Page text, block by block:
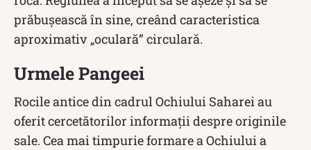
prăbușească în sine, creând caracteristica
aproximativ „oculară” circulară.
Urmele Pangeei
Rocile antice din cadrul Ochiului Saharei au
oferit cercetătorilor informații despre originile
sale. Cea mai timpurie formare a Ochiului a